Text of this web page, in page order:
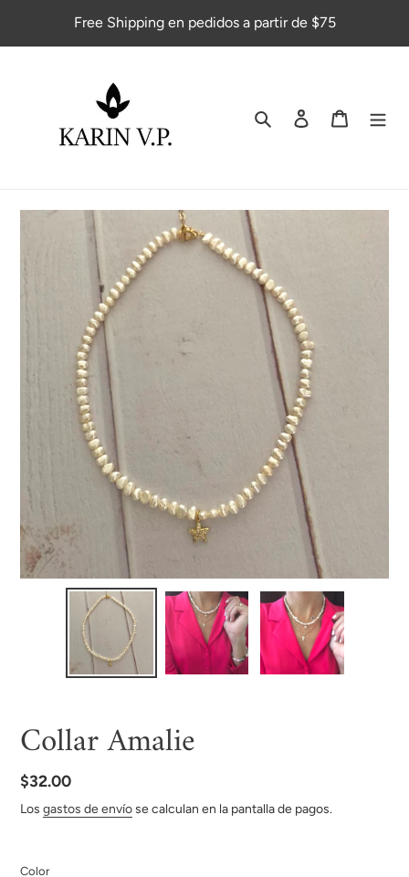
directamente
al
Free Shipping en pedidos a partir de $75
Buscar Ingresar Carrito
Collar Amalie
Precio
habitual
$32.00
Los gastos de envíose calculan en la pantalla de pagos.
Color